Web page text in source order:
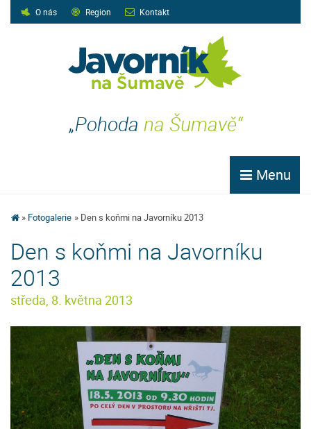
O nás Region Kontakt
„Pohoda na Šumavě“
Menu
Fotogalerie Den s koňmi na Javorníku 2013
Den s koňmi na Javorníku
2013
středa, 8. května 2013